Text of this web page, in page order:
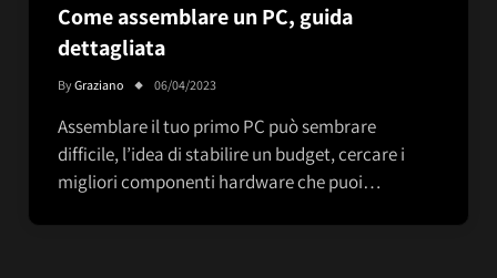
Come assemblare un PC, guida
dettagliata
ByGraziano 06/04/2023
Assemblare il tuo primo PC può sembrare
difficile, l’idea di stabilire un budget, cercare i
migliori componenti hardware che puoi…